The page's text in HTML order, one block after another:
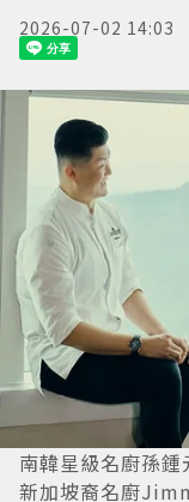
2026-07-02 14:03
南韓星級名廚孫
新加坡裔名廚